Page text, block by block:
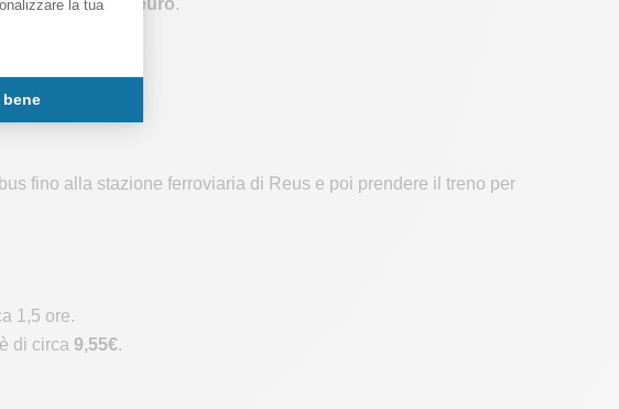
di Reus è di
3 euro.
fino alla stazione ferroviaria di Reus e poi prendere il treno per
1,5 ore.
di circa 9,55€.